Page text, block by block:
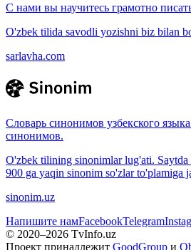
С нами вы научитесь грамотно
O'zbek tilida savodli yozishni biz bilan
sarlavha.com
Словарь синонимов узбекского
синонимов.
O'zbek tilining sinonimlar lug'ati. Saytda
900 ga yaqin sinonim so'zlar to'plamiga
sinonim.uz
Напишите намFacebookTelegram
© 2020–2026 TvInfo.uz
Проект принадлежит GoodGroup и